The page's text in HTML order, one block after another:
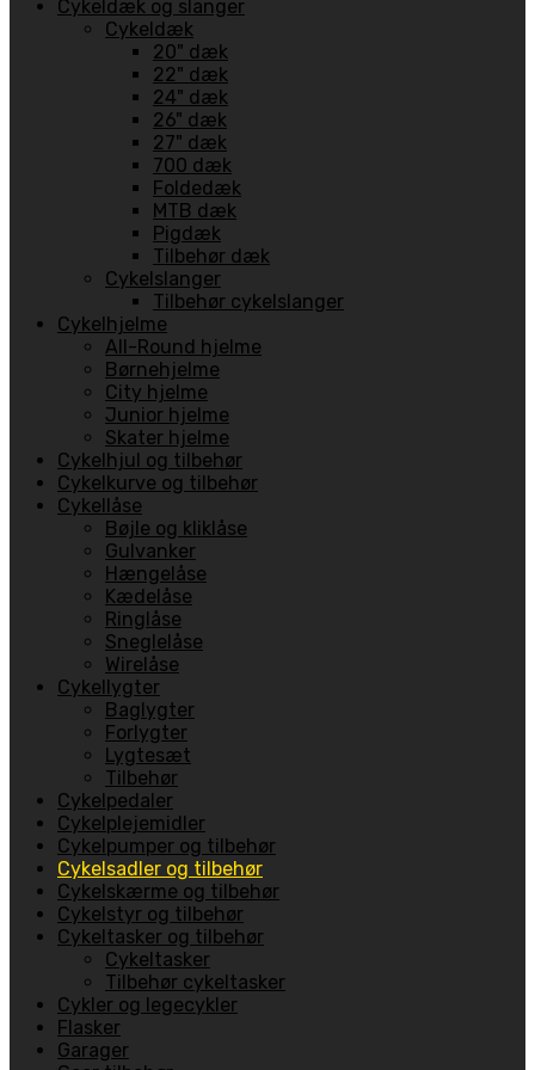
Cykeldæk og slanger
Cykeldæk
20" dæk
22" dæk
24" dæk
26" dæk
27" dæk
700 dæk
Foldedæk
MTB dæk
Pigdæk
Tilbehør dæk
Cykelslanger
Tilbehør cykelslanger
Cykelhjelme
All-Round hjelme
Børnehjelme
City hjelme
Junior hjelme
Skater hjelme
Cykelhjul og tilbehør
Cykelkurve og tilbehør
Cykellåse
Bøjle og kliklåse
Gulvanker
Hængelåse
Kædelåse
Ringlåse
Sneglelåse
Wirelåse
Cykellygter
Baglygter
Forlygter
Lygtesæt
Tilbehør
Cykelpedaler
Cykelplejemidler
Cykelpumper og tilbehør
Cykelsadler og tilbehør
Cykelskærme og tilbehør
Cykelstyr og tilbehør
Cykeltasker og tilbehør
Cykeltasker
Tilbehør cykeltasker
Cykler og legecykler
Flasker
Garager